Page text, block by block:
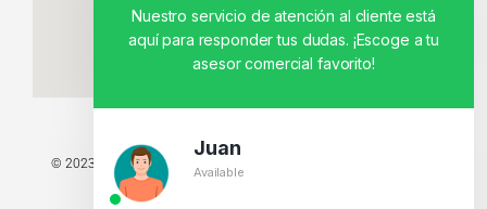
© 2023 TODOS LOS DERECHOS RESERVADOS - TECNIT TU TIENDA
TECNOLÓGICA.
Nuestro servicio de atención al cliente está
aquí para responder tus dudas. ¡Escoge a tu
asesor comercial favorito!
Juan
Available